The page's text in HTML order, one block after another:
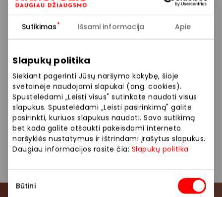
Sutikimas Išsami informacija Apie
Slapukų politika
Siekiant pagerinti Jūsų naršymo kokybę, šioje
svetainėje naudojami slapukai (ang. cookies).
Spustelėdami „Leisti visus" sutinkate naudoti visus
slapukus. Spustelėdami „Leisti pasirinkimą" galite
pasirinkti, kuriuos slapukus naudoti. Savo sutikimą
bet kada galite atšaukti pakeisdami interneto
naršyklės nustatymus ir ištrindami įrašytus slapukus.
Daugiau informacijos rasite čia: Slapukų politika
pasirinkimas
Būtini
Nuotraukoje ir (ar) vaizdo įraše gali būti užfiksuotas
naudoti viešai komunikacijai, įskaitant paskelbti
AKROPOLIS interneto svetainėje, socialinių tinklų
paskyrose ir/ar kituose viešuose pranešimuose.
Daugiau apie asmens duomenų tvarkymą
www.akropolis.lt
AKROPOLIS – daugiau džiaugsmo!